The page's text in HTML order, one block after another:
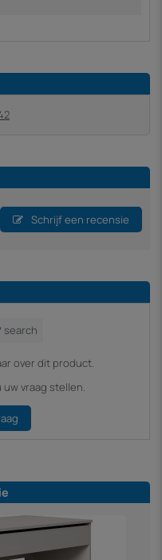
Schrijf een recensie
over dit product.
vraag stellen.